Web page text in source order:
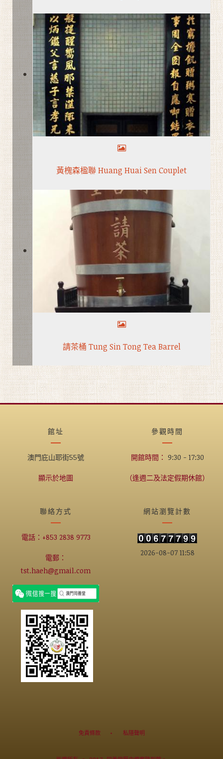
黃槐森楹聯 Huang Huai Sen Couplet
請茶桶 Tung Sin Tong Tea Barrel
館址
澳門庇山耶街55號
顯示於地圖
參觀時間
開館時間： 9:30 - 17:30
（逢週二及法定假期休館）
聯絡方式
電話：+853 2838 9773
電郵：
tst.haeh@gmail.com
網站瀏覽計數
2026-08-07 11:58
免責條款 私隱聲明